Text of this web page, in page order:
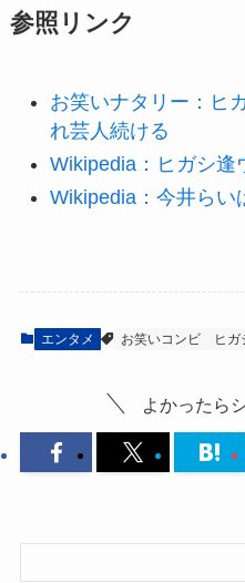
参照リンク
お笑いナタリー：ヒ
れ芸人続ける
Wikipedia：ヒガシ逢
Wikipedia：今井らい
エンタメ お笑いコンビ ヒガ
よかったら